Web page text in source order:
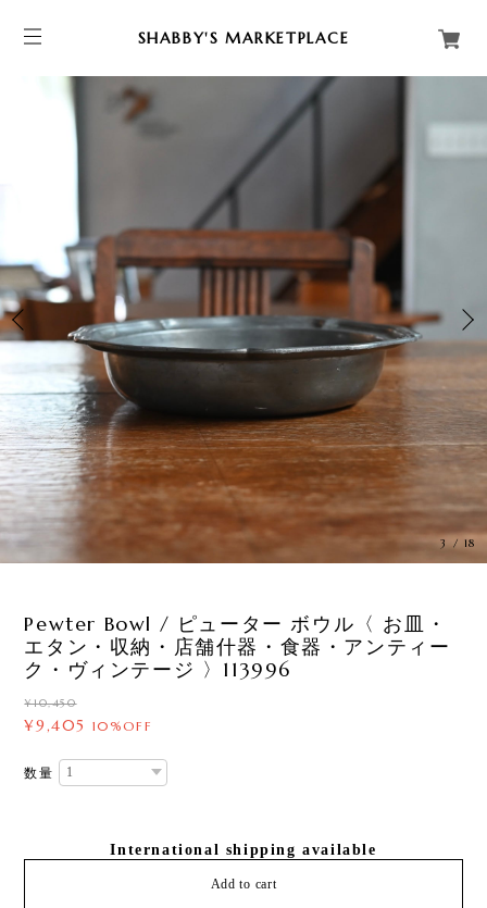
SHABBY'S MARKETPLACE
3 / 18
Pewter Bowl / ピューター ボウル〈 お皿・
エタン・収納・店舗什器・食器・アンティー
ク・ヴィンテージ 〉113996
¥10,450
¥9,405 10%OFF
数量
International shipping available
Add to cart